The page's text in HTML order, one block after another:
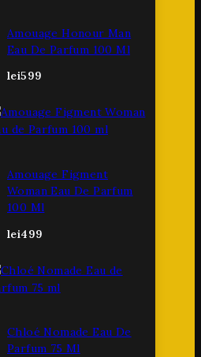
Amouage Honour Man
Eau De Parfum 100 Ml
lei599
Amouage Figment
Woman Eau De Parfum
100 Ml
lei499
Chloé Nomade Eau De
Parfum 75 Ml